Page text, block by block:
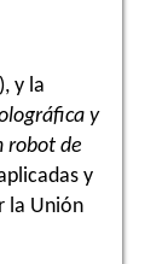
y la
y
robot de
y
la Unión